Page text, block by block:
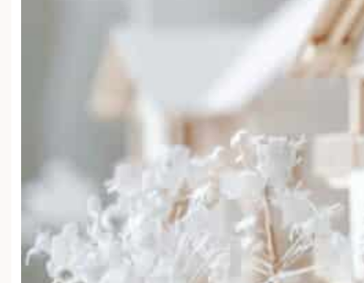
La loi Climat & Résilience, tant attendue, marque un tournant dans notre
quotidien en France. Avec une série de mesures, elle promet de transformer
les manières de consommer, de produire et même de se déplacer.
Notamment, une nouveauté majeure en 2025 vient bouleverser le marché
immobilier : l’audit énergétique. Au-delà de simples obligations, comment
ces transformations redéfinissent-elles notre rapport à l’environnement ?
Autant de questions pertinentes auxquelles nous tenterons de répondre.
Sommaire
L’impact de l’audit énergétique sur le marché immobilier
Pourquoi cet audit est-il crucial pour les propriétaires vendeurs
Des avancées en matière de protection environnementale
Les industries notez ces changements